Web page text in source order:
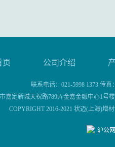
页 公司介绍
联系电话：021-5998 1373 传真
嘉定新城天祝路789弄金嘉金融中心1号
COPYRIGHT 2016-2021 状迈(上海)增
沪公